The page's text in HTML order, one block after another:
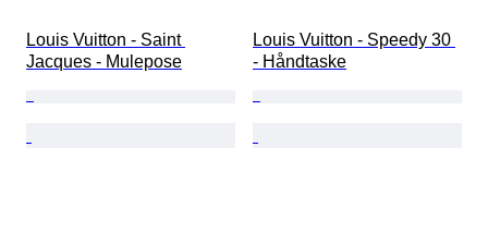
Louis Vuitton - Saint
Jacques - Mulepose
Louis Vuitton - Speedy 30
- Håndtaske